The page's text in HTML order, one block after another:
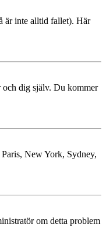
är inte alltid fallet). Här
och dig själv. Du kommer
New York, Sydney,
om detta problem